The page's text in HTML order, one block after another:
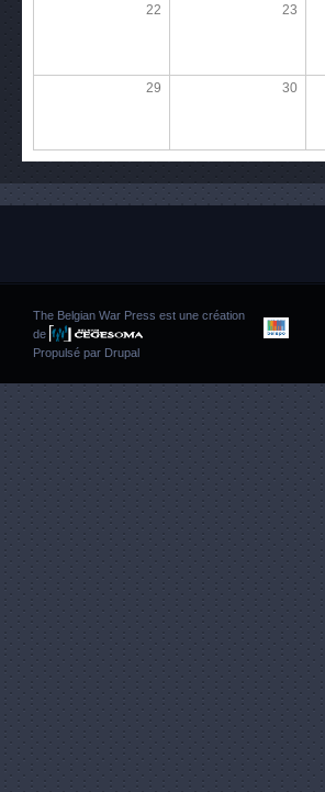
22 23
29 30
The Belgian War Press est une création
de
Propulsé par Drupal